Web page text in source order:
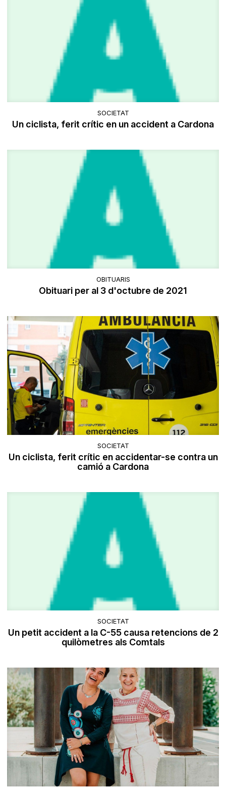
SOCIETAT
Un ciclista, ferit crític en un accident a Cardona
OBITUARIS
Obituari per al 3 d'octubre de 2021
SOCIETAT
Un ciclista, ferit crític en accidentar-se contra un
camió a Cardona
SOCIETAT
Un petit accident a la C-55 causa retencions de 2
quilòmetres als Comtals